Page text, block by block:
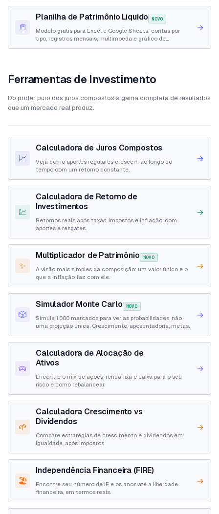
📒
Planilha de Patrimônio Líquido NOVO
Modelo grátis para Excel e Google Sheets: contas por
tipo, registros mensais, multimoeda e gráfico de
→
Ferramentas de Investimento
Do poder puro dos juros compostos à gama completa de resultados
que um mercado real produz.
📈
Calculadora de Juros Compostos
Veja como aportes regulares crescem ao longo do
tempo com um retorno constante.
→
💹
Calculadora de Retorno de
Investimentos
Retornos reais após taxas, impostos e inflação, com
aportes e resgates.
→
✨
Multiplicador de Patrimônio NOVO
A visão mais simples da composição: um valor único e o
que a inflação faz com ele.
→
🎲
Simulador Monte Carlo NOVO
Simule 1.000 mercados para ver as probabilidades, não
uma projeção única. Crescimento, aposentadoria, metas.
→
🥧
Calculadora de Alocação de
Ativos
Encontre o mix de ações, renda fixa e caixa para o seu
risco e como rebalancear.
→
🌱
Calculadora Crescimento vs
Dividendos
Compare estratégias de crescimento e dividendos em
igualdade, após impostos.
→
🏖️
Independência Financeira (FIRE)
Encontre seu número de IF e os anos até a liberdade
financeira, em termos reais.
→